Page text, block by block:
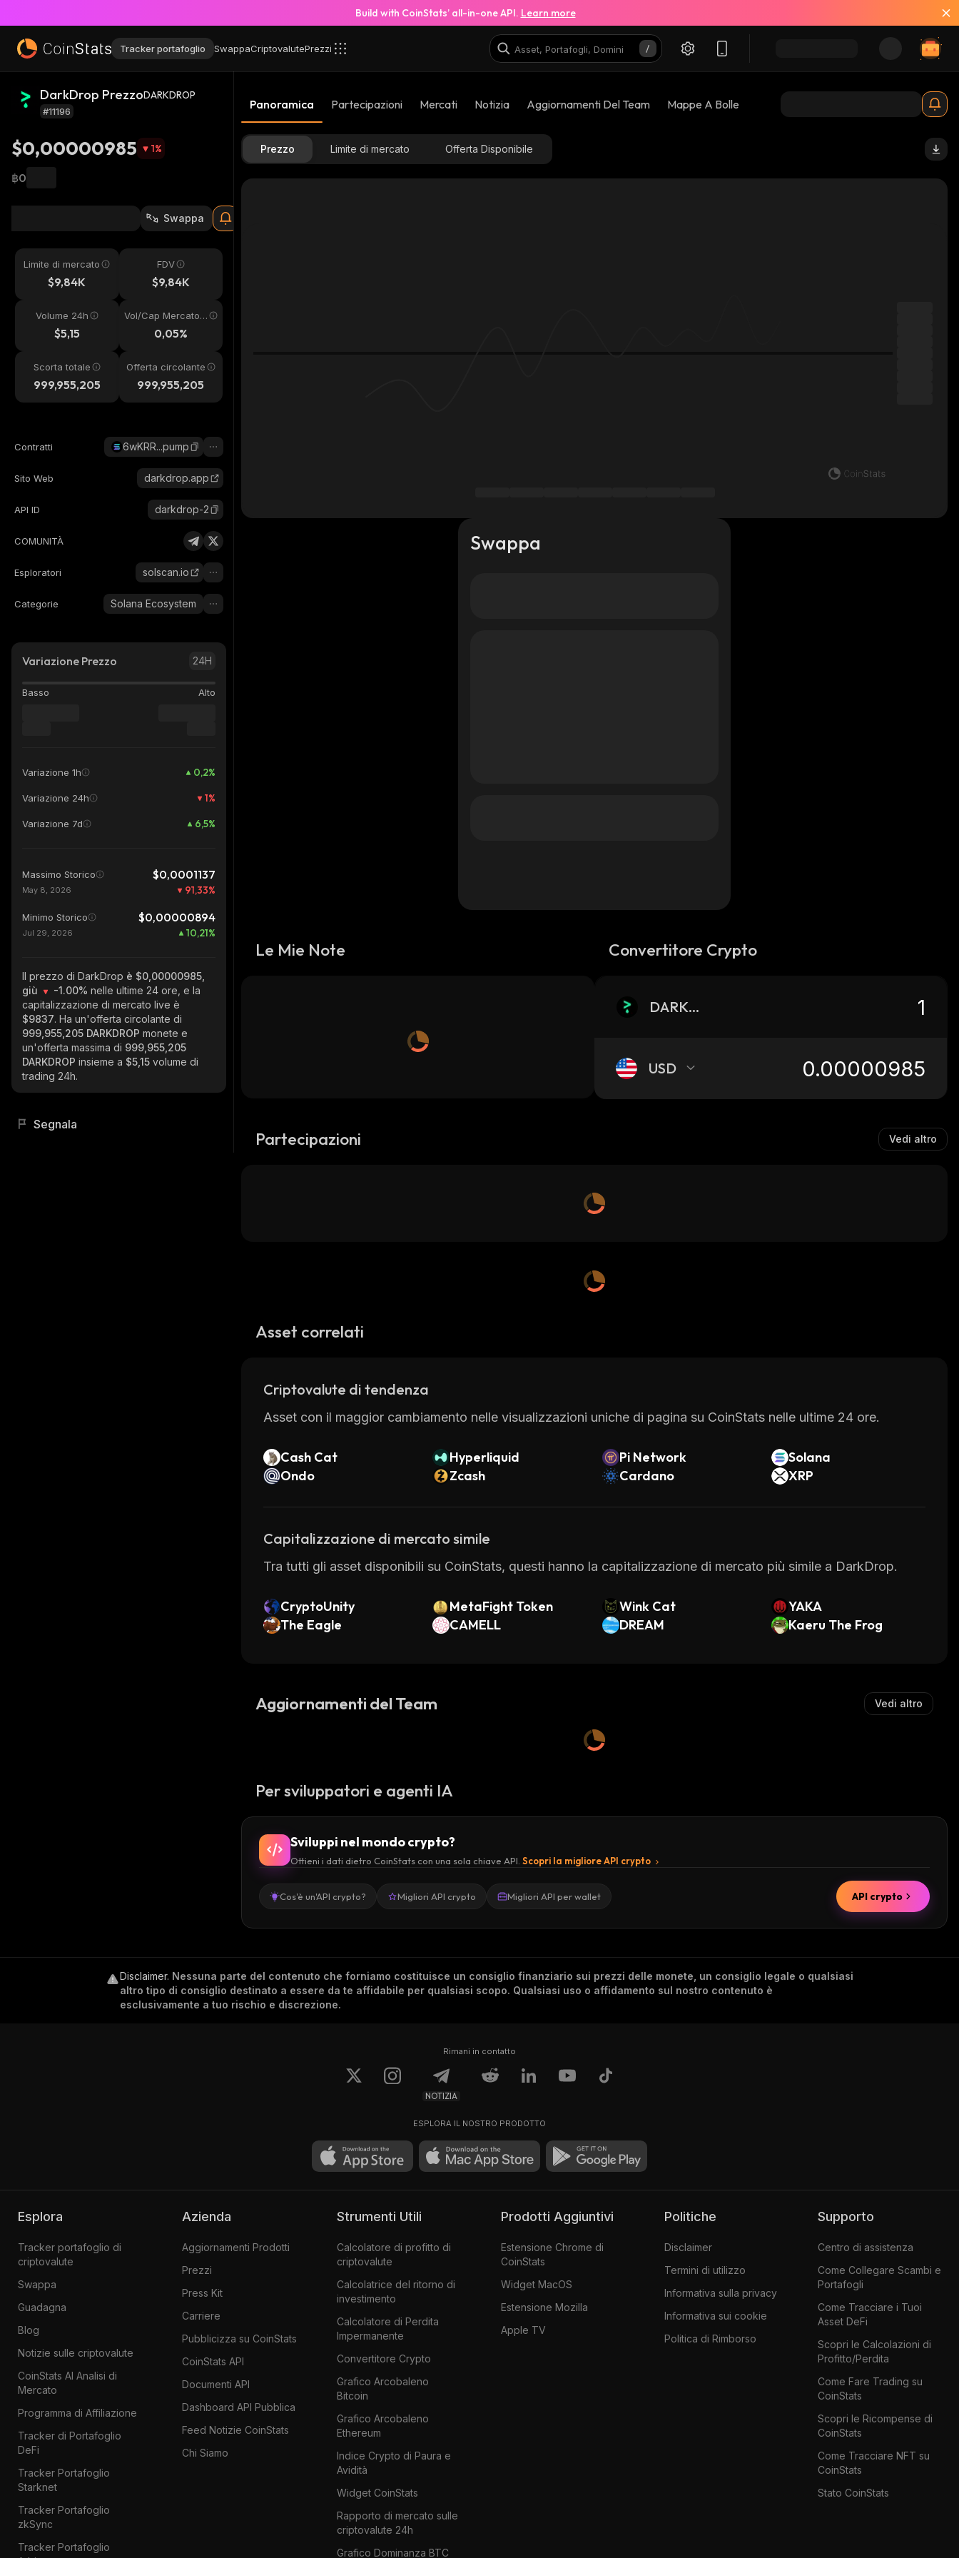
Build with CoinStats’ all-in-one API. Learn more
Tracker portafoglio SwappaCriptovalutePrezzi
DarkDrop PrezzoDARKDROP
#11196
$0,00000985 1%
฿0
Swappa
Limite di mercato
$9,84K
FDV
$9,84K
Volume 24h
$5,15
Vol/Cap Mercato
0,05%
Scorta totale
999,955,205
Offerta circolante
999,955,205
Contratti 6wKRR...pump
Sito Web darkdrop.app
API ID darkdrop-2
COMUNITÀ
Esploratori solscan.io
Categorie Solana Ecosystem
Variazione Prezzo 24H
Basso Alto
Variazione 1h 0,2%
Variazione 24h 1%
Variazione 7d 6,5%
Massimo Storico $0,0001137
May 8, 2026 91,33%
Minimo Storico $0,00000894
Jul 29, 2026 10,21%
Il prezzo di DarkDrop è $0,00000985,
giù
-1.00% nelle ultime 24 ore, e la
capitalizzazione di mercato live è
$9837. Ha un'offerta circolante di
999,955,205 DARKDROP monete e
un'offerta massima di 999,955,205
DARKDROP insieme a $5,15 volume di
trading 24h.
Segnala
Panoramica Partecipazioni Mercati Notizia Aggiornamenti Del Team Mappe A Bolle
Prezzo Limite di mercato Offerta Disponibile
Swappa
Le Mie Note Convertitore Crypto
DARKDROP
USD
Partecipazioni Vedi altro
Asset correlati
Criptovalute di tendenza
Asset con il maggior cambiamento nelle visualizzazioni uniche di pagina su CoinStats nelle ultime 24 ore.
Cash Cat Hyperliquid Pi Network
Solana
Ondo
Zcash Cardano XRP
Capitalizzazione di mercato simile
Tra tutti gli asset disponibili su CoinStats, questi hanno la capitalizzazione di mercato più simile a DarkDrop.
CryptoUnity MetaFight Token Wink Cat
YAKA
The Eagle
CAMELL DREAM Kaeru The Frog
Aggiornamenti del Team Vedi altro
Per sviluppatori e agenti IA
Sviluppi nel mondo crypto?
Ottieni i dati dietro CoinStats con una sola chiave API. Scopri la migliore API crypto
Cos'è un'API crypto? Migliori API crypto Migliori API per wallet API crypto
Disclaimer. Nessuna parte del contenuto che forniamo costituisce un consiglio finanziario sui prezzi delle monete, un consiglio legale o qualsiasi
altro tipo di consiglio destinato a essere da te affidabile per qualsiasi scopo. Qualsiasi uso o affidamento sul nostro contenuto è
esclusivamente a tuo rischio e discrezione.
Rimani in contatto
NOTIZIA
ESPLORA IL NOSTRO PRODOTTO
Esplora
Tracker portafoglio di
criptovalute
Swappa
Guadagna
Blog
Notizie sulle criptovalute
CoinStats AI Analisi di
Mercato
Programma di Affiliazione
Tracker di Portafoglio
DeFi
Tracker Portafoglio
Starknet
Tracker Portafoglio
zkSync
Tracker Portafoglio
Azienda
Aggiornamenti Prodotti
Prezzi
Press Kit
Carriere
Pubblicizza su CoinStats
CoinStats API
Documenti API
Dashboard API Pubblica
Feed Notizie CoinStats
Chi Siamo
Strumenti Utili
Calcolatore di profitto di
criptovalute
Calcolatrice del ritorno di
investimento
Calcolatore di Perdita
Impermanente
Convertitore Crypto
Grafico Arcobaleno
Bitcoin
Grafico Arcobaleno
Ethereum
Indice Crypto di Paura e
Avidità
Widget CoinStats
Rapporto di mercato sulle
criptovalute 24h
Grafico Dominanza BTC
Prodotti Aggiuntivi
Estensione Chrome di
CoinStats
Widget MacOS
Estensione Mozilla
Apple TV
Politiche
Disclaimer
Termini di utilizzo
Informativa sulla privacy
Informativa sui cookie
Politica di Rimborso
Supporto
Centro di assistenza
Come Collegare Scambi e
Portafogli
Come Tracciare i Tuoi
Asset DeFi
Scopri le Calcolazioni di
Profitto/Perdita
Come Fare Trading su
CoinStats
Scopri le Ricompense di
CoinStats
Come Tracciare NFT su
CoinStats
Stato CoinStats